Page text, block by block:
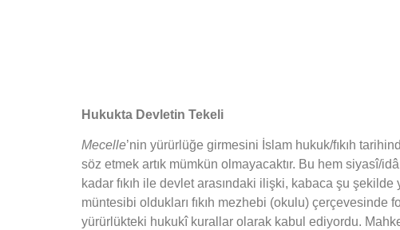
Hukukta Devletin Tekeli
Mecelle’nin yürürlüğe girmesini İslam hukuk/fıkıh
söz etmek artık mümkün olmayacaktır. Bu hem siyasî/
kadar fıkıh ile devlet arasındaki ilişki, kabaca şu şekilde
müntesibi oldukları fıkıh mezhebi (okulu)
yürürlükteki hukukî kurallar olarak kabul ediyordu.